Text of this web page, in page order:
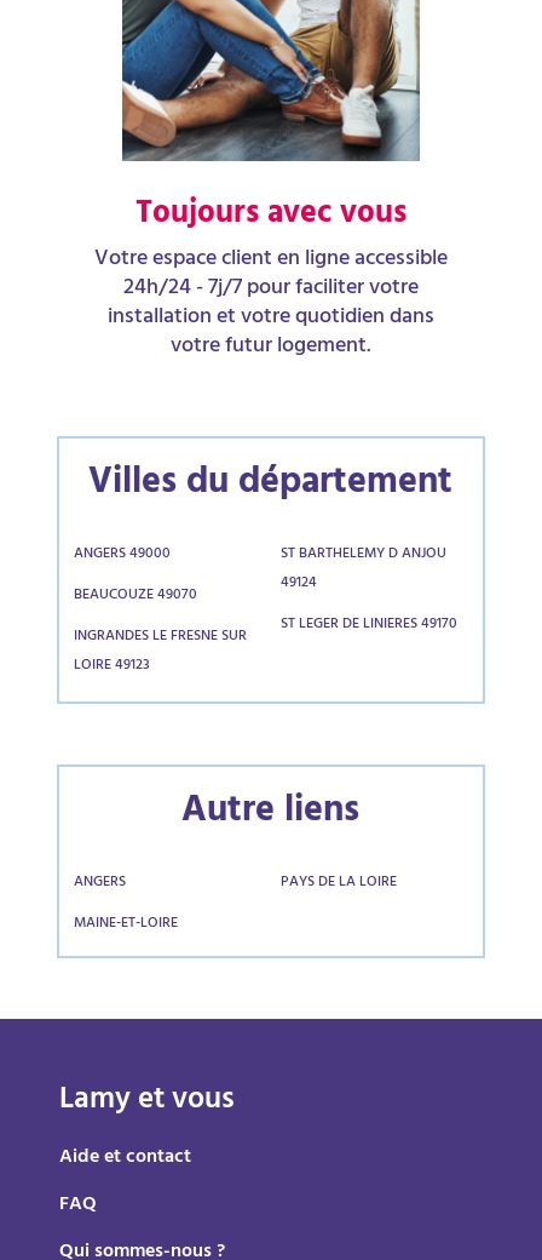
Toujours avec vous
Votre espace client en ligne accessible
24h/24 - 7j/7 pour faciliter votre
installation et votre quotidien dans
votre futur logement.
Villes du département
ANGERS 49000
BEAUCOUZE 49070
INGRANDES LE FRESNE SUR
LOIRE 49123
ST BARTHELEMY D ANJOU
49124
ST LEGER DE LINIERES 49170
Autre liens
ANGERS
MAINE-ET-LOIRE
PAYS DE LA LOIRE
Lamy et vous
Aide et contact
FAQ
Qui sommes-nous ?